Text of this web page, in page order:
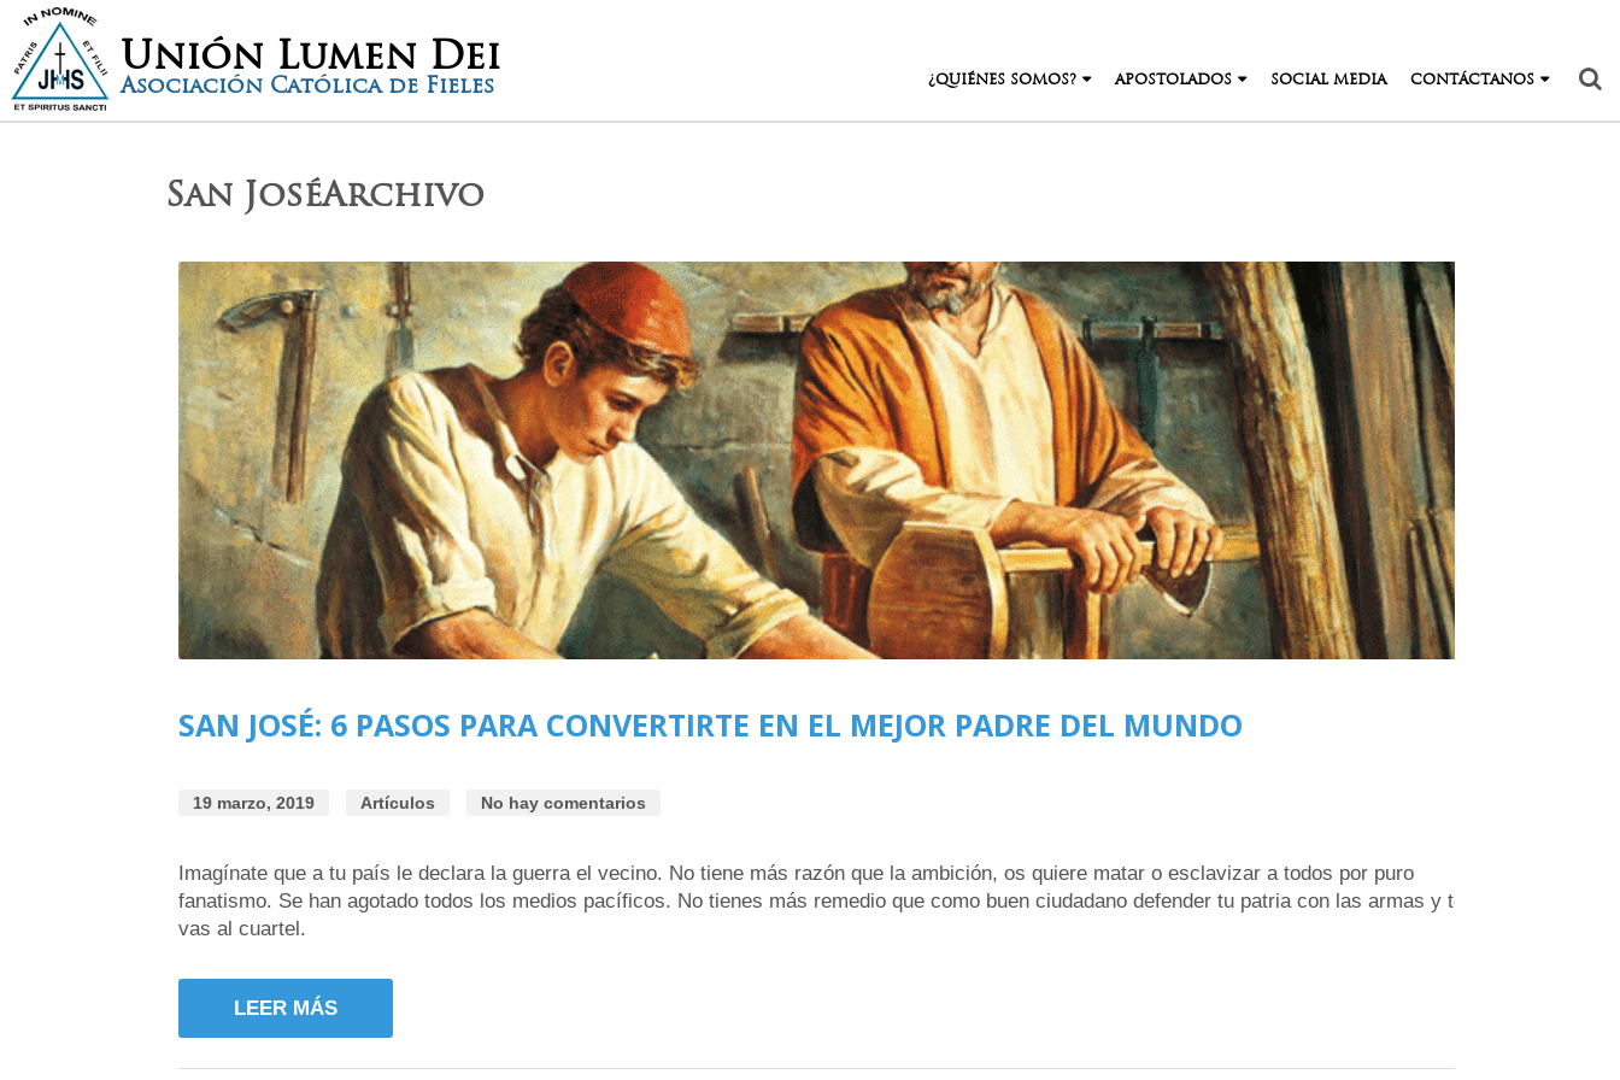
Unión Lumen Dei
Asociación Católica de Fieles ¿QUIÉNES SOMOS? APOSTOLADOS SOCIAL MEDIA CONTÁCTANOS
San JoséArchivo
SAN JOSÉ: 6 PASOS PARA CONVERTIRTE EN EL MEJOR PADRE DEL MUNDO
19 marzo, 2019 Artículos No hay comentarios
Imagínate que a tu país le declara la guerra el vecino. No tiene más razón que la ambición, os quiere matar o esclavizar a todos por puro
fanatismo. Se han agotado todos los medios pacíficos. No tienes más remedio que como buen ciudadano defender tu patria con las armas y te
vas al cuartel.
LEER MÁS